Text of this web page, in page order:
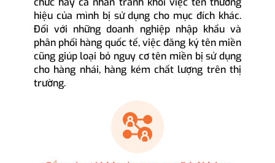
hiệu của mình bị sử dụng cho mục đích khác.
Đối với những doanh nghiệp nhập khẩu và
phân phối hàng quốc tế, việc đăng ký tên miền
cũng giúp loại bỏ nguy cơ tên miền bị sử dụng
cho hàng nhái, hàng kém chất lượng trên thị
trường.